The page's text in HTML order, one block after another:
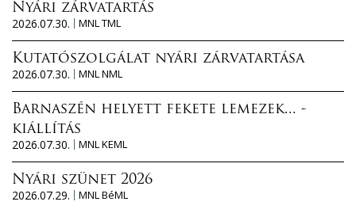
Nyári zárvatartás
2026.07.30.
MNL TML
Kutatószolgálat nyári zárvatartása
2026.07.30.
MNL NML
Barnaszén helyett fekete lemezek... -
kiállítás
2026.07.30.
MNL KEML
Nyári szünet 2026
2026.07.29.
MNL BéML